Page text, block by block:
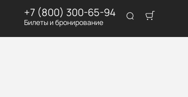
+7 (800) 300-65-94
Билеты и бронирование